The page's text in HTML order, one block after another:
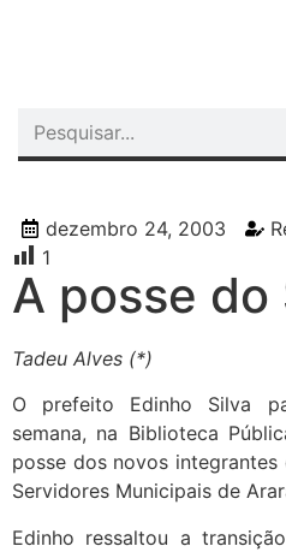
dezembro 24, 2003
1
A posse do
Tadeu Alves (*)
O prefeito Edinho Silva
semana, na Biblioteca
posse dos novos integrantes
Servidores Municipais de
Edinho ressaltou a